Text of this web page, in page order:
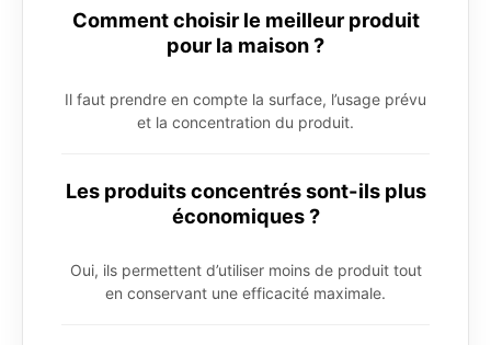
Comment choisir le meilleur produit
pour la maison ?
Il faut prendre en compte la surface, l’usage prévu
et la concentration du produit.
Les produits concentrés sont-ils plus
économiques ?
Oui, ils permettent d’utiliser moins de produit tout
en conservant une efficacité maximale.